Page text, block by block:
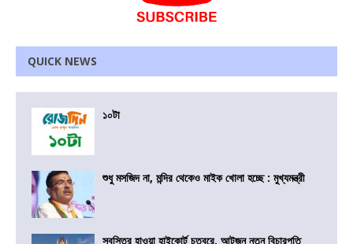
QUICK NEWS
১০টা
শুধু মসজিদ না, মন্দির থেকেও মাইক খোলা হচ্ছে : মুখ্যমন্ত্রী
স্বস্তির হাওয়া হাইকোর্ট চত্বরে, আটজন নতুন বিচারপতি